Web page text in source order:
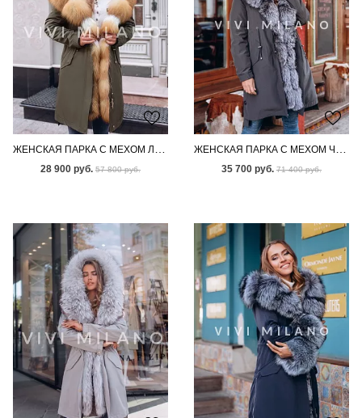
ЖЕНСКАЯ ПАРКА С МЕХОМ ЛИСЫ
28 900 руб. 57 800 руб.
ЖЕНСКАЯ ПАРКА С МЕХОМ ЧЕРНОБУРКИ
35 700 руб. 71 400 руб.